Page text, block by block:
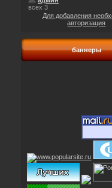
Для добавления
авторизация
баннеры